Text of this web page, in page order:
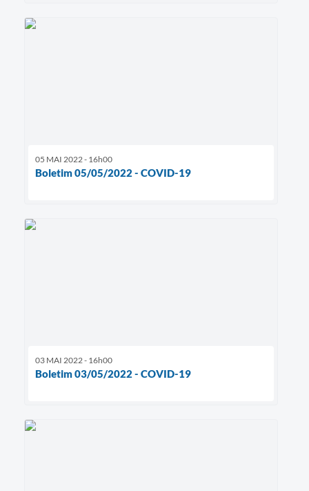
05 MAI 2022 - 16h00
Boletim 05/05/2022 - COVID-19
03 MAI 2022 - 16h00
Boletim 03/05/2022 - COVID-19